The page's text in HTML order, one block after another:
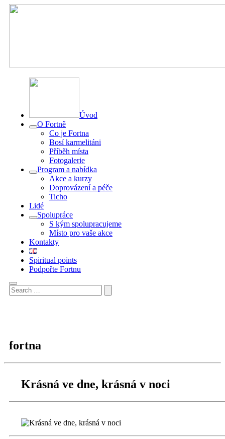
Úvod
O Fortně
Co je Fortna
Bosí karmelitáni
Příběh místa
Fotogalerie
Program a nabídka
Akce a kurzy
Doprovázení a péče
Ticho
Lidé
Spolupráce
S kým spolupracujeme
Místo pro vaše akce
Kontakty
Spiritual points
Podpořte Fortnu
fortna
Krásná ve dne, krásná v noci